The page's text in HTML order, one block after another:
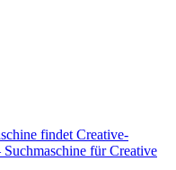
findet Creative-
Suchmaschine für Creative